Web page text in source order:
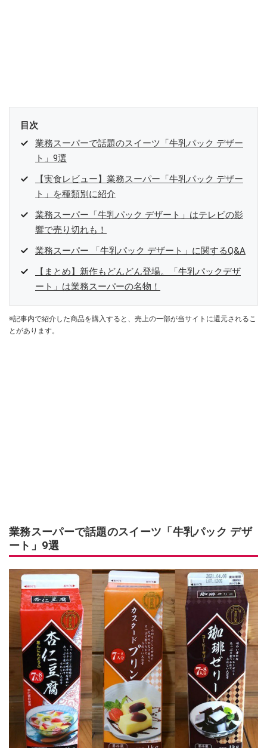
目次
業務スーパーで話題のスイーツ「牛乳パック デザー
ト」9選
【実食レビュー】業務スーパー「牛乳パック デザー
ト」を種類別に紹介
業務スーパー「牛乳パック デザート」はテレビの影
響で売り切れも！
業務スーパー 「牛乳パック デザート」に関するQ&A
【まとめ】新作もどんどん登場。「牛乳パックデザ
ート」は業務スーパーの名物！
※記事内で紹介した商品を購入すると、売上の一部が当サイトに還元されるこ
とがあります。
業務スーパーで話題のスイーツ「牛乳パック デザ
ート」9選